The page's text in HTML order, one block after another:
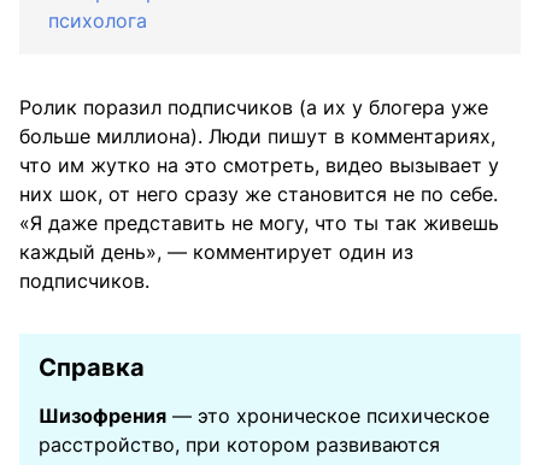
психолога
Ролик поразил подписчиков (а их у блогера уже
больше миллиона). Люди пишут в комментариях,
что им жутко на это смотреть, видео вызывает у
них шок, от него сразу же становится не по себе.
«Я даже представить не могу, что ты так живешь
каждый день», — комментирует один из
подписчиков.
Справка
Шизофрения — это хроническое психическое
расстройство, при котором развиваются